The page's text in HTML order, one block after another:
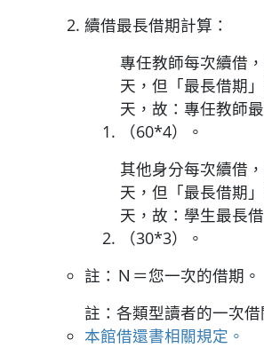
續借最長借期計算：
專任教師每次續借
天，但「最長借期
天，故：專任教師
（60*4）。
其他身分每次續借
天，但「最長借期
天，故：學生最長
（30*3）。
​​註：Ｎ＝您一次的借期。
註：各類型讀者的一次借
本館借還書相關規定。